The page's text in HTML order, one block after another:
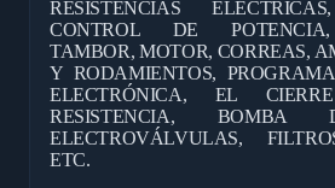
RESISTENCIAS
CONTROL DE POTENCIA,
TAMBOR, MOTOR, CORREAS,
Y RODAMIENTOS,
ELECTRÓNICA, EL
RESISTENCIA, BOMBA
ELECTROVÁLVULAS,
ETC.